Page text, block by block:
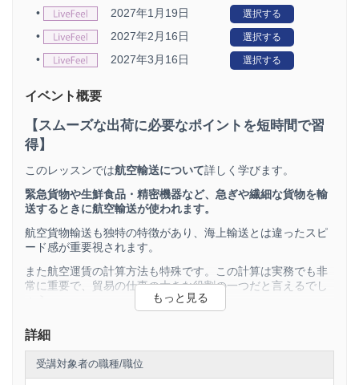
• 2027年1月19日 選択する
• 2027年2月16日 選択する
• 2027年3月16日 選択する
イベント概要
【スムーズな出荷に必要なポイントを短時間で習
得】
このレッスンでは航空輸送について詳しく学びます。
緊急貨物や生鮮食品・精密機器など、急ぎや繊細な貨物を輸
送するときに航空輸送が使われます。
航空貨物輸送も独特の特徴があり、海上輸送とは違ったスピ
ード感が重要視されます。
また航空運賃の計算方法も特殊です。この計算は実務でも非
常に重要で、貿易の仕事の大きな役割の一つだと言えるでし
詳細
受講対象者の職種/職位